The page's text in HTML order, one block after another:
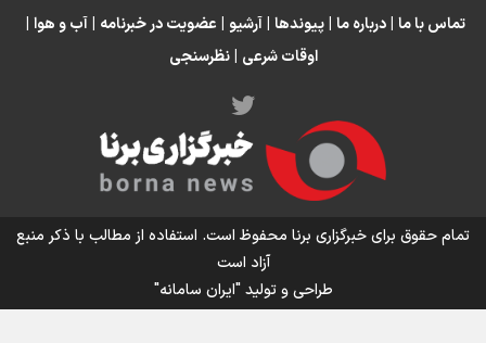
اینفو برنا/ میزان مالیات بر ارزش افزوده چقدر است؟
تماس با ما | درباره ما | پیوندها | آرشیو | عضویت در خبرنامه | آب و هوا |
اوقات شرعی | نظرسنجی
تمام حقوق برای خبرگزاری برنا محفوظ است. استفاده از مطالب با ذکر منبع
آزاد است
طراحی و تولید"ایران سامانه"